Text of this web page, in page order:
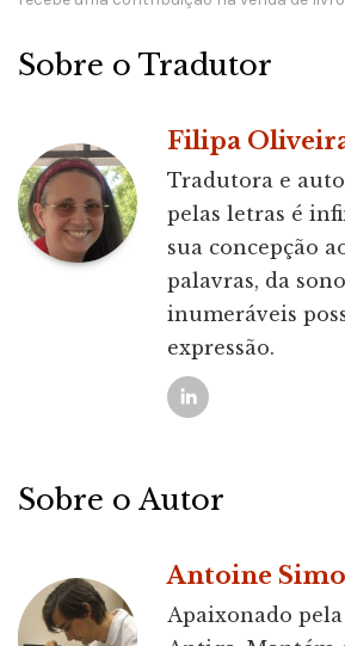
Sobre o Tradutor
Filipa
Tradutora e
pelas letras é
sua concepção
palavras, da
inumeráveis
expressão.
Sobre o Autor
Antoine
Apaixonado